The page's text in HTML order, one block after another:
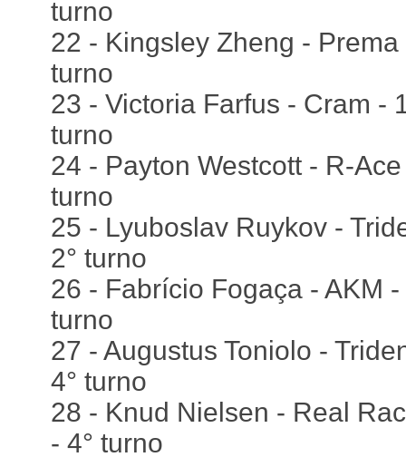
turno
22 - Kingsley Zheng -
turno
23 - Victoria Farfus - Cram -
turno
24 - Payton Westcott - R-
turno
25 - Lyuboslav Ruykov -
2° turno
26 - Fabrício Fogaça - AKM
turno
27 - Augustus Toniolo -
4° turno
28 - Knud Nielsen - Real
- 4° turno